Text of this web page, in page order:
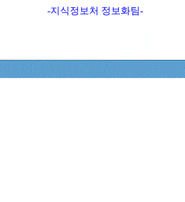
-지식정보처 정보화팀-